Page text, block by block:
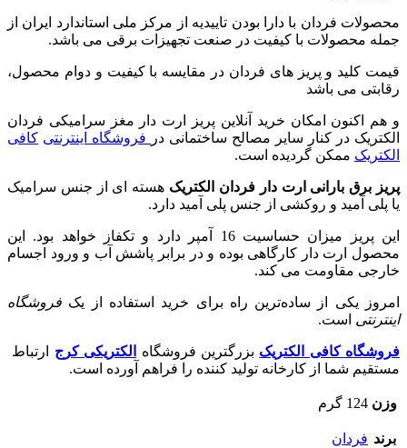
محصولات فردان با دارا بودن تاییدیه از مرکز ملی استاندارد ایران از
جمله محصولات با کیفیت در صنعت تجهیزات برقی می باشد.
قیمت کلید و پریز های فردان در مقایسه با کیفیت و دوام محصول،
رقابتی می باشد
و هم اکنون امکان خرید آنلاین پریز ارت دار مغز سرامیکی فردان
الکتریک در کنار سایر مصالح ساختمانی در
فروشگاه اینترنتی کافی
الکتریک ممکن گردیده است.
پریز برق بارانی ارت دار فردان الکتریک هسته ای از جنس سرامیک
یا پلی آمید و روکشی از جنس پلی آمید دارد.
این پریز میزان حساسیت 16 آمپر دارد و تکفاز خواهد بود. این
محصول ارت دار کارگاهی بوده و در برابر پاشش آب و ورود اجسام
خارجی مقاومت می کند.
امروز یکی از ساده‌ترین راه برای خرید استفاده از یک فروشگاه
اینترنتی است.
فروشگاه کافی الکتریک بزرگترین فروشگاه الکتریکی کرج
ارتباط
مستقیم شما از کارخانه تولید کننده را فراهم آورده است.
وزن 124 گرم
برند فردان